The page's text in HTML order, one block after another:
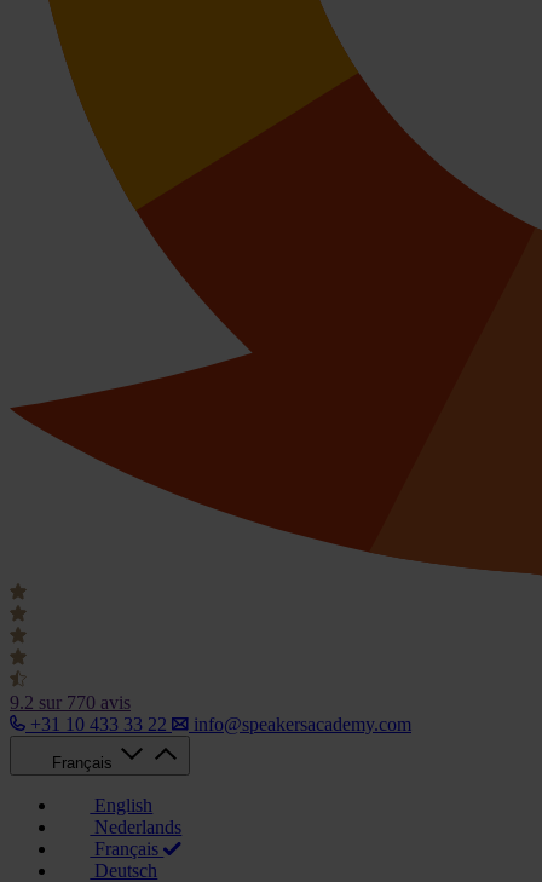
9.2 sur 770 avis
+31 10 433 33 22
info@speakersacademy.com
Français
English
Nederlands
Français
Deutsch